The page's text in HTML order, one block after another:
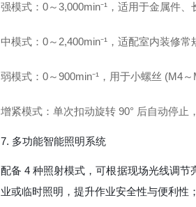
强模式：0～3,000min⁻¹，适用于金属件
中模式：0～2,400min⁻¹，适配室内装修
弱模式：0～900min⁻¹，用于小螺丝 (M4
增紧模式：单次扣动旋转 90° 后自动停止
7. 多功能智能照明系统
配备 4 种照射模式，可根据现场光线调
业或临时照明，提升作业安全性与便利性